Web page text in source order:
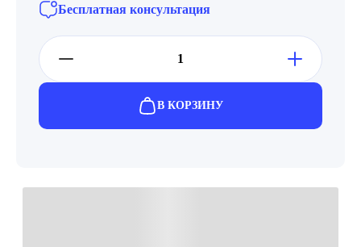
Бесплатная консультация
В КОРЗИНУ